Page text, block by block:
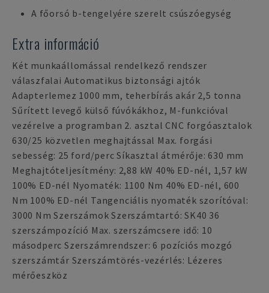
A főorsó b-tengelyére szerelt csúszóegység
Extra információ
Két munkaállomással rendelkező rendszer
válaszfalai Automatikus biztonsági ajtók
Adapterlemez 1000 mm, teherbírás akár 2,5 tonna
Sűrített levegő külső fúvókákhoz, M-funkcióval
vezérelve a programban 2. asztal CNC forgóasztalok
630/25 közvetlen meghajtással Max. forgási
sebesség: 25 ford/perc Síkasztal átmérője: 630 mm
Meghajtóteljesítmény: 2,88 kW 40% ED-nél, 1,57 kW
100% ED-nél Nyomaték: 1100 Nm 40% ED-nél, 600
Nm 100% ED-nél Tangenciális nyomaték szorítóval:
3000 Nm Szerszámok Szerszámtartó: SK40 36
szerszámpozíció Max. szerszámcsere idő: 10
másodperc Szerszámrendszer: 6 pozíciós mozgó
szerszámtár Szerszámtörés-vezérlés: Lézeres
mérőeszköz